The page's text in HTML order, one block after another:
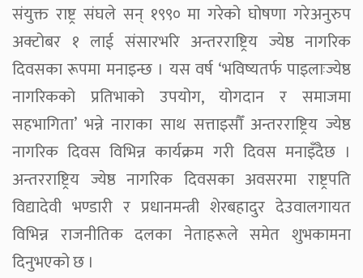
संयुक्त राष्ट्र संघले सन् १९९० मा गरेको घोषणा गरेअनुरुप
अक्टोबर १ लाई संसारभरि अन्तरराष्ट्रिय ज्येष्ठ नागरिक
दिवसका रूपमा मनाइन्छ । यस वर्ष ‘भविष्यतर्फ पाइलाःज्येष्ठ
नागरिकको प्रतिभाको उपयोग, योगदान र समाजमा
सहभागिता’ भन्ने नाराका साथ सत्ताइसौँ अन्तरराष्ट्रिय ज्येष्ठ
नागरिक दिवस विभिन्न कार्यक्रम गरी दिवस मनाइँदैछ ।
अन्तरराष्ट्रिय ज्येष्ठ नागरिक दिवसका अवसरमा राष्ट्रपति
विद्यादेवी भण्डारी र प्रधानमन्त्री शेरबहादुर देउवालगायत
विभिन्न राजनीतिक दलका नेताहरूले समेत शुभकामना
दिनुभएको छ ।